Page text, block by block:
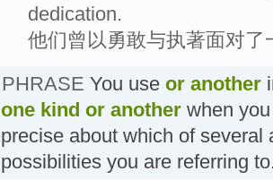
dedication.
他们曾以勇敢与执著面对了
PHRASE You use or another
one kind or another when
precise about which of several
possibilities you are referring